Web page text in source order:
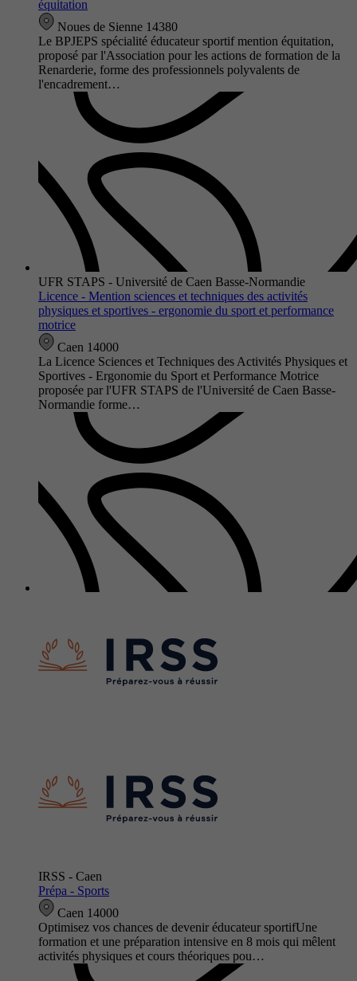
équitation
Noues de Sienne 14380
Le BPJEPS spécialité éducateur sportif mention équitation,
proposé par l'Association pour les actions de formation de la
Renarderie, forme des professionnels polyvalents de
l'encadrement…
UFR STAPS - Université de Caen Basse-Normandie
Licence - Mention sciences et techniques des activités
physiques et sportives - ergonomie du sport et performance
motrice
Caen 14000
La Licence Sciences et Techniques des Activités Physiques et
Sportives - Ergonomie du Sport et Performance Motrice
proposée par l'UFR STAPS de l'Université de Caen Basse-
Normandie forme…
IRSS - Caen
Prépa - Sports
Caen 14000
Optimisez vos chances de devenir éducateur sportifUne
formation et une préparation intensive en 8 mois qui mêlent
activités physiques et cours théoriques pou…